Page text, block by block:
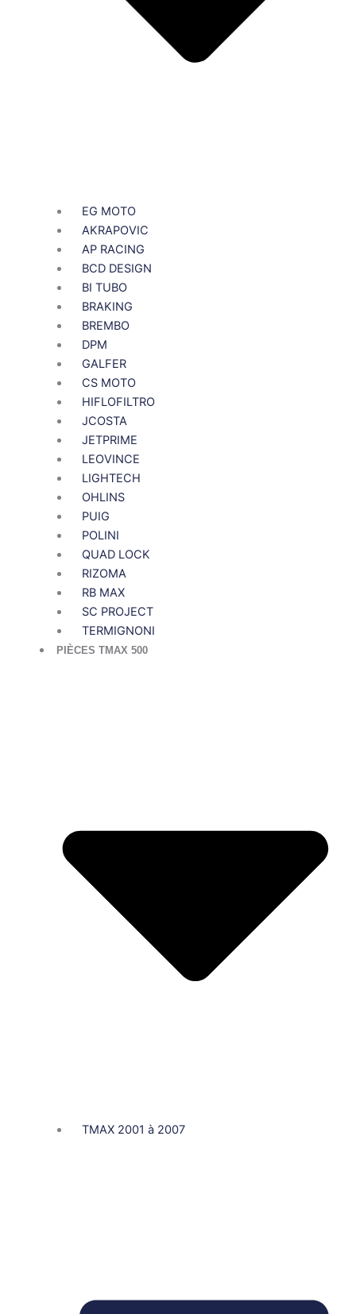
EG MOTO
AKRAPOVIC
AP RACING
BCD DESIGN
BI TUBO
BRAKING
BREMBO
DPM
GALFER
CS MOTO
HIFLOFILTRO
JCOSTA
JETPRIME
LEOVINCE
LIGHTECH
OHLINS
PUIG
POLINI
QUAD LOCK
RIZOMA
RB MAX
SC PROJECT
TERMIGNONI
PIÈCES TMAX 500
TMAX 2001 à 2007